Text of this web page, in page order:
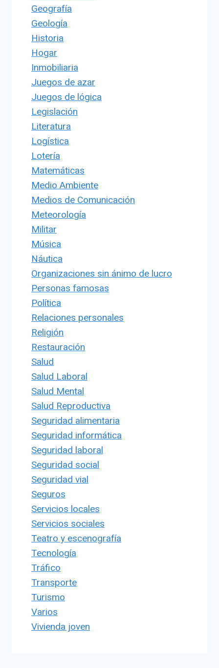
Geografía
Geología
Historia
Hogar
Inmobiliaria
Juegos de azar
Juegos de lógica
Legislación
Literatura
Logística
Lotería
Matemáticas
Medio Ambiente
Medios de Comunicación
Meteorología
Militar
Música
Náutica
Organizaciones sin ánimo de lucro
Personas famosas
Política
Relaciones personales
Religión
Restauración
Salud
Salud Laboral
Salud Mental
Salud Reproductiva
Seguridad alimentaria
Seguridad informática
Seguridad laboral
Seguridad social
Seguridad vial
Seguros
Servicios locales
Servicios sociales
Teatro y escenografía
Tecnología
Tráfico
Transporte
Turismo
Varios
Vivienda joven